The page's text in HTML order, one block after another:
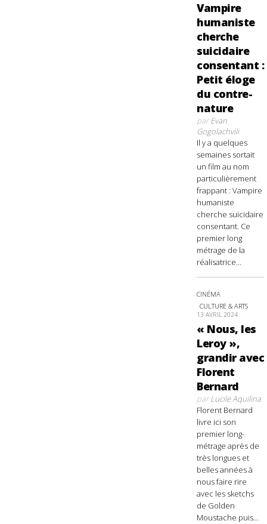
Vampire
humaniste
cherche
suicidaire
consentant :
Petit éloge
du contre-
nature
parEvan
Gogolachvili
Il y a quelques
semaines sortait
un film au nom
particulièrement
frappant : Vampire
humaniste
cherche suicidaire
consentant. Ce
premier long
métrage de la
réalisatrice...
CINÉMA
CULTURE & ARTS
13 AVRIL 2024
« Nous, les
Leroy »,
grandir avec
Florent
Bernard
parLucile Aquilina
Florent Bernard
livre ici son
premier long-
métrage après de
très longues et
belles années à
nous faire rire
avec les sketchs
de Golden
Moustache puis...